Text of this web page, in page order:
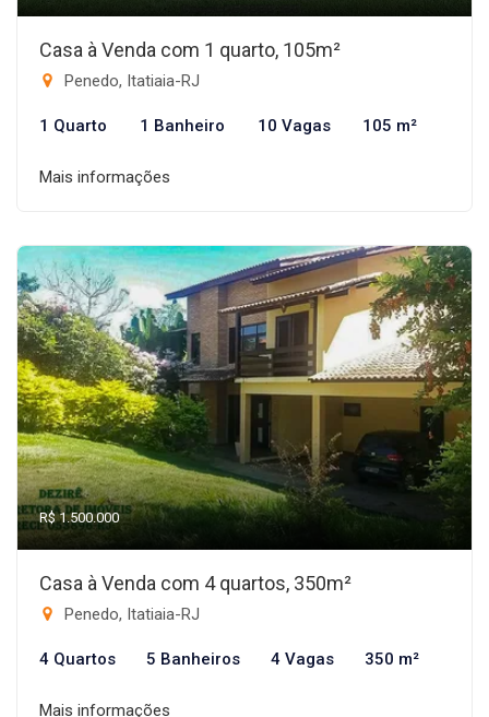
Casa à Venda com 1 quarto, 105m²
Penedo, Itatiaia-RJ
1 Quarto 1 Banheiro 10 Vagas 105 m²
Mais informações
R$ 1.500.000
Casa à Venda com 4 quartos, 350m²
Penedo, Itatiaia-RJ
4 Quartos 5 Banheiros 4 Vagas 350 m²
Mais informações